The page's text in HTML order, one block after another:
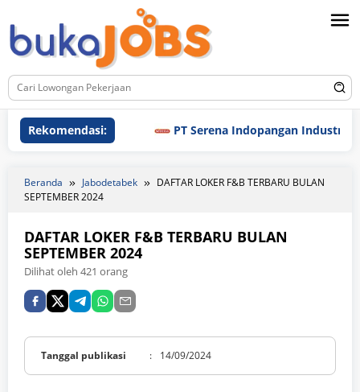
ke
konten
Rekomendasi: PT Serena Indopangan Industri
Beranda Jabodetabek
DAFTAR LOKER F&B TERBARU BULAN
SEPTEMBER 2024
DAFTAR LOKER F&B TERBARU BULAN
SEPTEMBER 2024
Dilihat oleh 421 orang
Tanggal publikasi : 14/09/2024